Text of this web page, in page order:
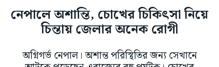
নেপালে অশান্তি, চোখের চিকিৎসা নিয়ে
চিন্তায় জেলার অনেক রোগী
অগ্নিগর্ভ নেপাল। অশান্ত পরিস্থিতির জন্য সেখানে